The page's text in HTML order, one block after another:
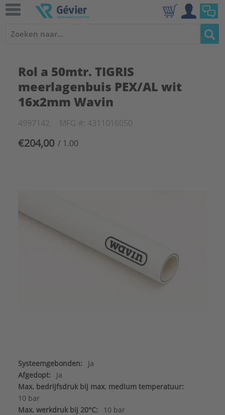
Rol a 50mtr. TIGRIS
meerlagenbuis PEX/AL wit
16x2mm Wavin
4997142 MFG #: 4311016050
€204,00 / 1.00
Systeemgebonden:
Ja
Afgedopt:
Ja
Max. bedrijfsdruk bij max. medium temperatuur:
10 bar
Max. werkdruk bij 20°C:
10 bar